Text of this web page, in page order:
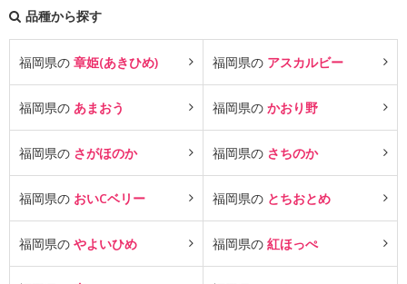
品種から探す
福岡県の 章姫(あきひめ) 福岡県の アスカルビー
福岡県の あまおう 福岡県の かおり野
福岡県の さがほのか 福岡県の さちのか
福岡県の おいCベリー 福岡県の とちおとめ
福岡県の やよいひめ 福岡県の 紅ほっぺ